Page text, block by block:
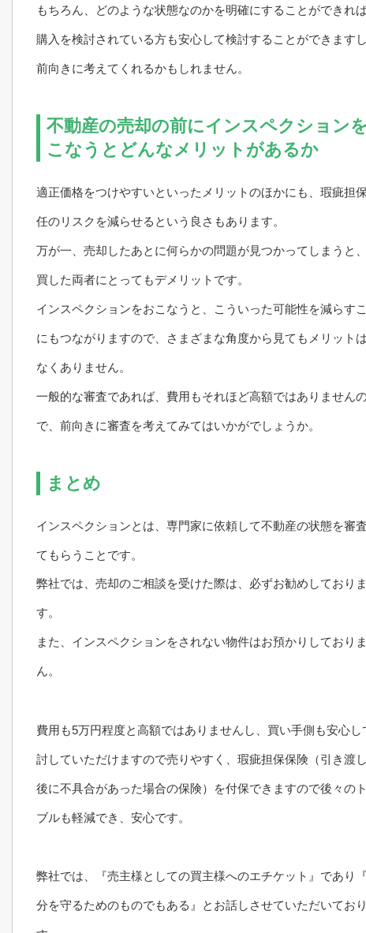
もちろん、どのような状態なのかを明確にすることができれば
購入を検討されている方も安心して検討することができますし
前向きに考えてくれるかもしれません。
不動産の売却の前にインスペクション
こなうとどんなメリットがあるか
適正価格をつけやすいといったメリットのほかにも、瑕疵担
任のリスクを減らせるという良さもあります。
万が一、売却したあとに何らかの問題が見つかってしまうと
買した両者にとってもデメリットです。
インスペクションをおこなうと、こういった可能性を減らす
にもつながりますので、さまざまな角度から見てもメリット
なくありません。
一般的な審査であれば、費用もそれほど高額ではありません
で、前向きに審査を考えてみてはいかがでしょうか。
まとめ
インスペクションとは、専門家に依頼して不動産の状態を審
てもらうことです。
弊社では、売却のご相談を受けた際は、必ずお勧めしておりま
す。
また、インスペクションをされない物件はお預かりしており
ん。
費用も5万円程度と高額ではありませんし、買い手側も安心し
討していただけますので売りやすく、瑕疵担保保険（引き渡
後に不具合があった場合の保険）を付保できますので後々の
ブルも軽減でき、安心です。
弊社では、『売主様としての買主様へのエチケット』であり
分を守るためのものでもある』とお話しさせていただいてお